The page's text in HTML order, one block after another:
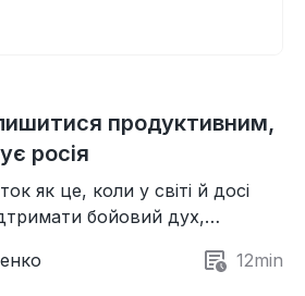
продуктивним,
росія
як це, коли у світі й досі
бойовий дух,
вирішила поділитися своїми
попри все.
12min